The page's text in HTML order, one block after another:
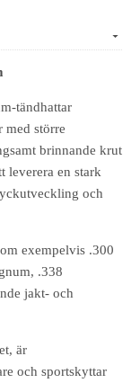
större
brinnande krut
leverera en stark
och
exempelvis .300
.338
jakt- och
är
och sportskyttar